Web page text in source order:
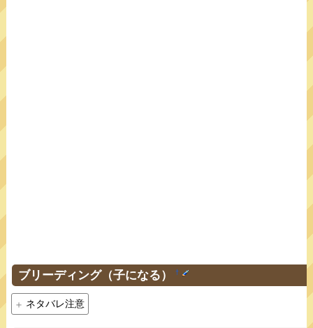
ブリーディング（子になる） †
ネタバレ注意